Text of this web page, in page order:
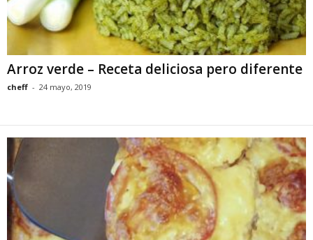
Arroz verde – Receta deliciosa pero diferente
cheff - 24 mayo, 2019